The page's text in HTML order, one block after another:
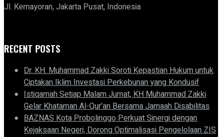
Jl. Kemayoran, Jakarta Pusat, Indonesia
RECENT POSTS
Dr. KH. Muhammad Zakki Soroti Kepastian Hukum untuk
Ciptakan Iklim Investasi Perkebunan yang Kondusif
Istiqamah Setiap Malam Jumat, KH Muhammad Zakki
Gelar Khataman Al-Qur’an Bersama Jamaah Disabilitas
BAZNAS Kota Probolinggo Perkuat Sinergi dengan
Kejaksaan Negeri, Dorong Optimalisasi Pengelolaan ZIS